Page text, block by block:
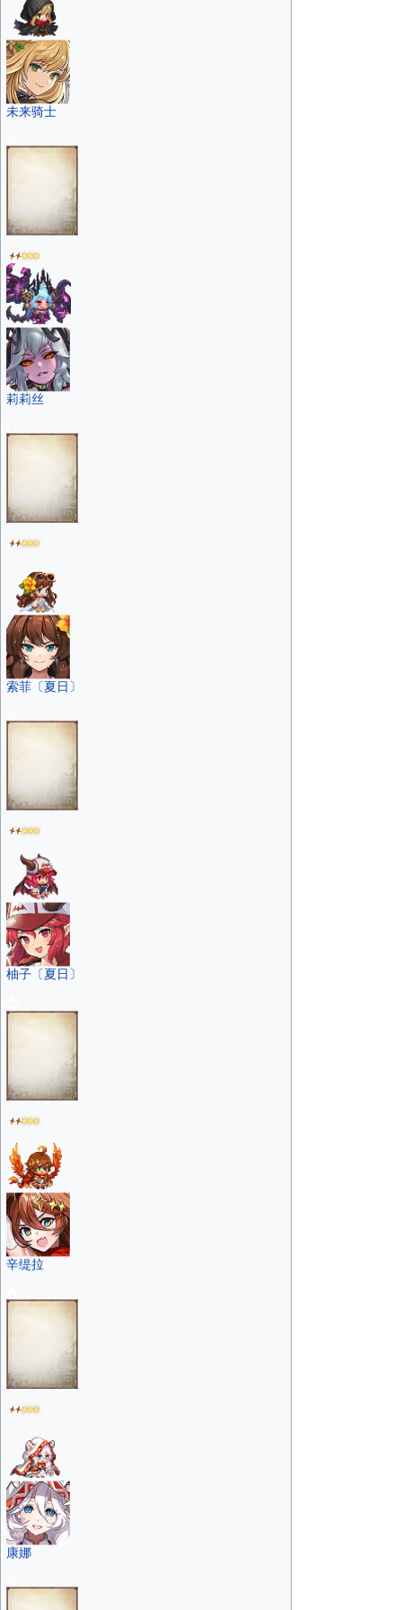
未来骑士
莉莉丝
索菲〔夏日〕
柚子〔夏日〕
辛缇拉
康娜